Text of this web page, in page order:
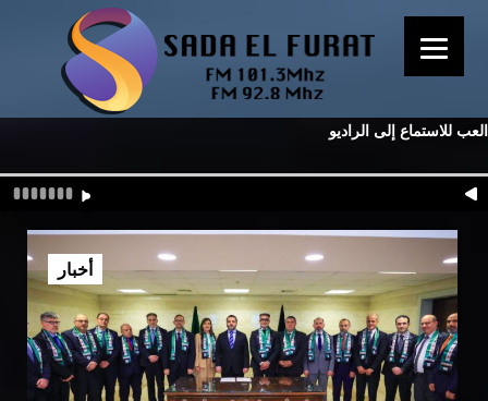
العب للاستماع إلى الراديو
أخبار